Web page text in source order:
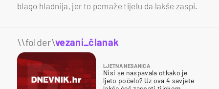
blago hladnija, jer to pomaže tijelu da lakše zaspi.
\\folder\vezani_članak
LJETNA NESANICA
Nisi se naspavala otkako je
ljeto počelo? Uz ova 4 savjete